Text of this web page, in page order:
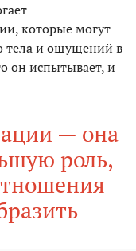
которые могут
тела и ощущений в
он испытывает, и
— она
роль,